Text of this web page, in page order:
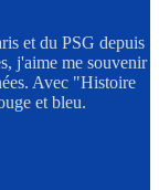
et du PSG depuis
j'aime me souvenir
Avec "Histoire
et bleu.